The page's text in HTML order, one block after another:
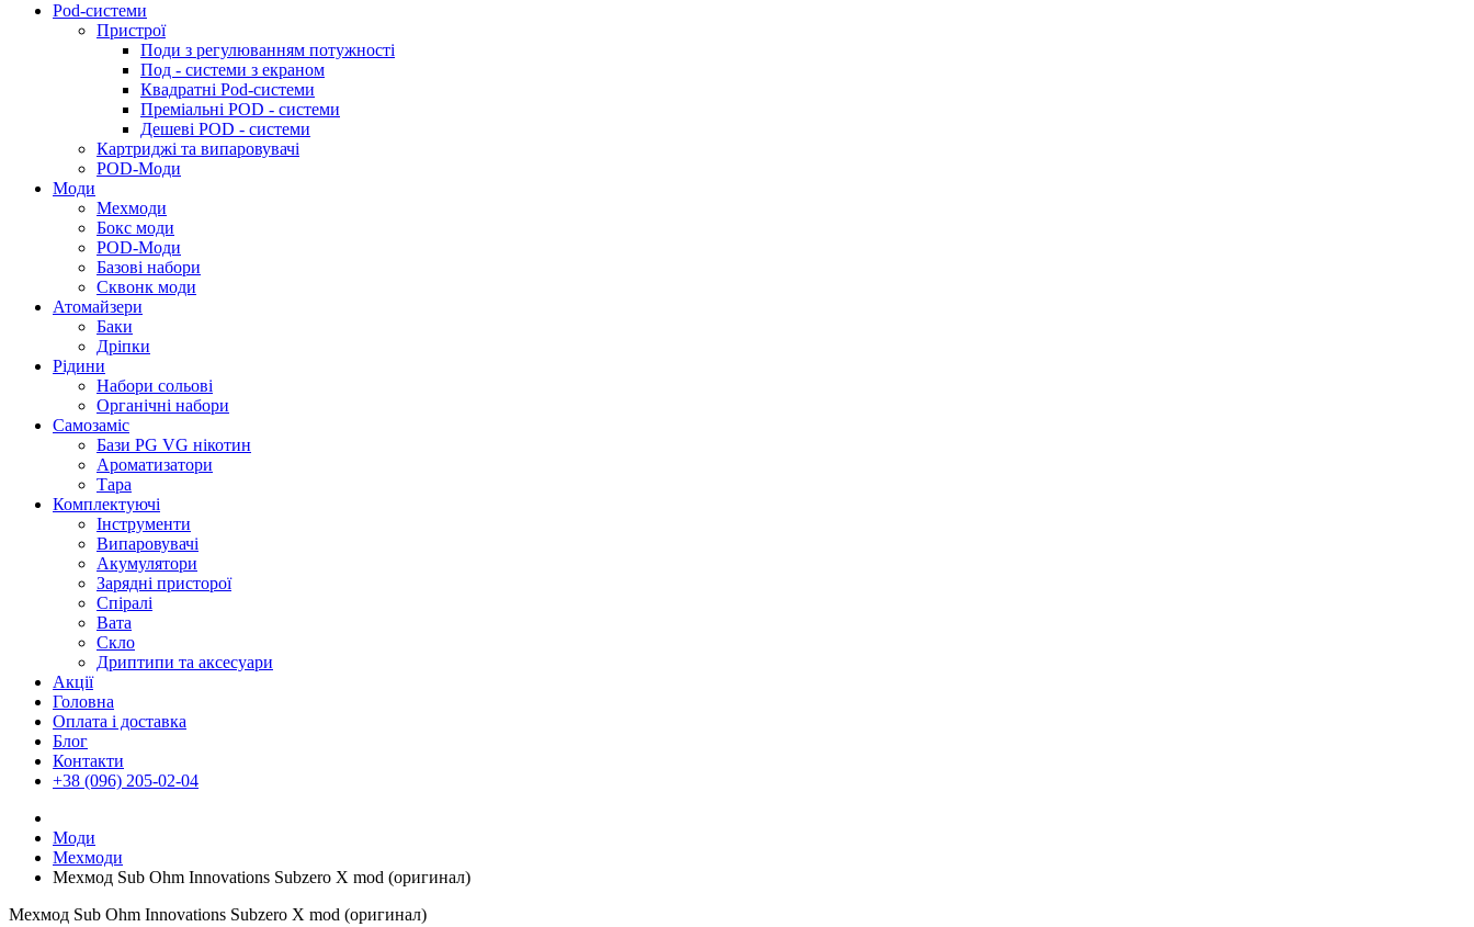
Pod-системи
Пристрої
Поди з регулюванням потужності
Под - системи з екраном
Квадратні Pod-системи
Преміальні POD - системи
Дешеві POD - системи
Картриджі та випаровувачі
POD-Моди
Моди
Мехмоди
Бокс моди
POD-Моди
Базові набори
Сквонк моди
Атомайзери
Баки
Дріпки
Рідини
Набори сольові
Органічні набори
Самозаміс
Бази PG VG нікотин
Ароматизатори
Тара
Комплектуючі
Інструменти
Випаровувачі
Акумулятори
Зарядні присторої
Спіралі
Вата
Скло
Дриптипи та аксесуари
Акції
Головна
Оплата і доставка
Блог
Контакти
+38 (096) 205-02-04
Моди
Мехмоди
Мехмод Sub Ohm Innovations Subzero X mod (оригинал)
Мехмод Sub Ohm Innovations Subzero X mod (оригинал)